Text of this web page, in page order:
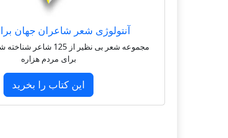
آنتولوژی شعر شاعران جهان
مجموعه شعر بی نظیر از 125
برای مردم هزاره
این کتاب را بخرید